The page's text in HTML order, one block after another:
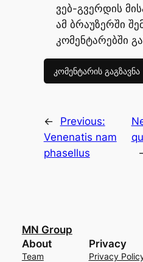
ვებ-გვერდის
ამ ბრაუზერში
კომენტარებში
←
Previous:
Venenatis nam
phasellus
MN Group
About
Team
Privacy
Privacy